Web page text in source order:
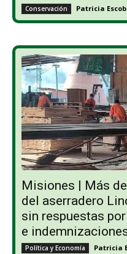
Conservación Patricia
Misiones | Más
del aserradero
sin respuestas
e
Política y Economía Patricia